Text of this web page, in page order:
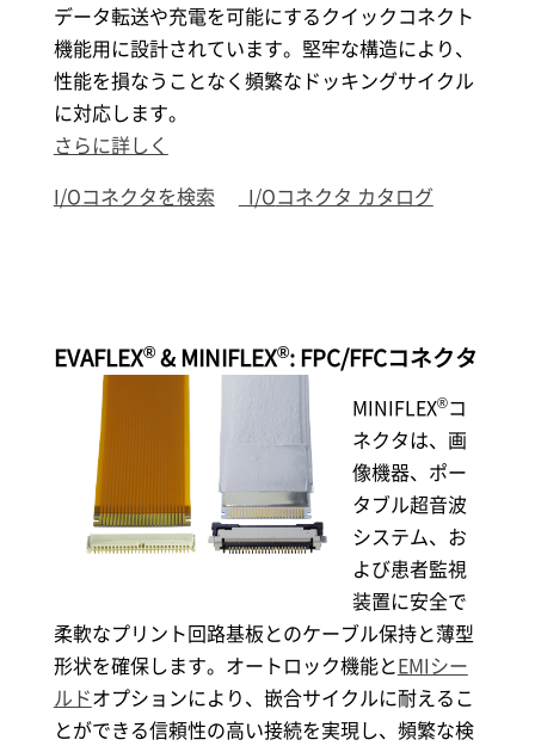
データ転送や充電を可能にするクイックコネクト
機能用に設計されています。堅牢な構造により、
性能を損なうことなく頻繁なドッキングサイクル
に対応します。
さらに詳しく
I/Oコネクタを検索 I/Oコネクタ カタログ
EVAFLEX®& MINIFLEX®: FPC/FFCコネクタ
MINIFLEX®コ
ネクタは、画
像機器、ポー
タブル超音波
システム、お
よび患者監視
装置に安全で
柔軟なプリント回路基板とのケーブル保持と薄型
形状を確保します。オートロック機能とEMIシー
ルドオプションにより、嵌合サイクルに耐えるこ
とができる信頼性の高い接続を実現し、頻繁な検